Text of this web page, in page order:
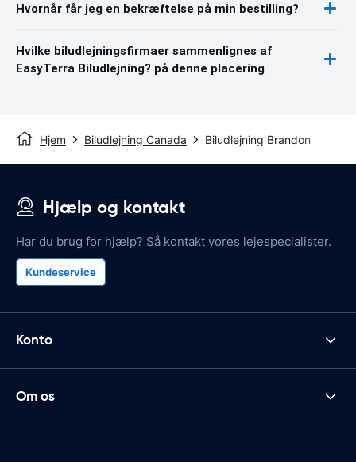
Hvornår får jeg en bekræftelse på min bestilling?
Hvilke biludlejningsfirmaer sammenlignes af
EasyTerra Biludlejning? på denne placering
Hjem Biludlejning Canada Biludlejning Brandon
Hjælp og kontakt
Har du brug for hjælp? Så kontakt vores lejespecialister.
Kundeservice
Konto
Om os